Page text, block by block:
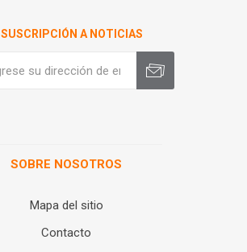
SUSCRIPCIÓN A NOTICIAS
SOBRE NOSOTROS
Mapa del sitio
Contacto